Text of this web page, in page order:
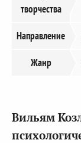
творчества
Направление
Жанр
Вильям